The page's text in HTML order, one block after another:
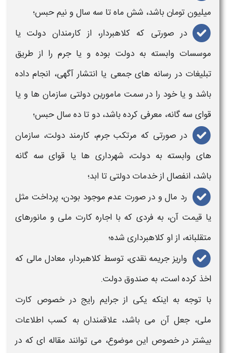
میلیون تومان باشد، شش ماه تا سه سال و نیم حبس؛
در صورتی که کلاهبردار، از کارمندان دولت یا
موسسات وابسته به دولت بوده و یاجرم را از طریق
تبلیغات در رسانه های جمعی یا انتشار آگهی، انجام داده
باشد و یا خود را در سمت مامورین دولتی سازمان ها و یا
قوای سه گانه، معرفی کرده باشد، دو تا ده سال حبس؛
در صورتی که مرتکب جرم، کارمند دولت، سازمان
های وابسته به دولت، شهرداری ها یا قوای سه گانه
باشد، انفصال از خدمات دولتی تا ابد؛
رد مال و در صورت عدم موجود بودن، پرداخت مثل
یا قیمت آن، به فردی که با اجاره کارت ملی و مانورهای
متقلبانه، از او کلاهبرداری شده؛
واریز جریمه نقدی، توسط کلاهبردار، معادل مالی که
اخذ کرده است، به صندوق دولت.
با توجه به اینکه یکی از جرایم رایج در خصوص کارت
ملی،جعل آن می باشد، علاقمندان به کسب اطلاعات
بیشتر در خصوص این موضوع، می توانند مقاله ای که در